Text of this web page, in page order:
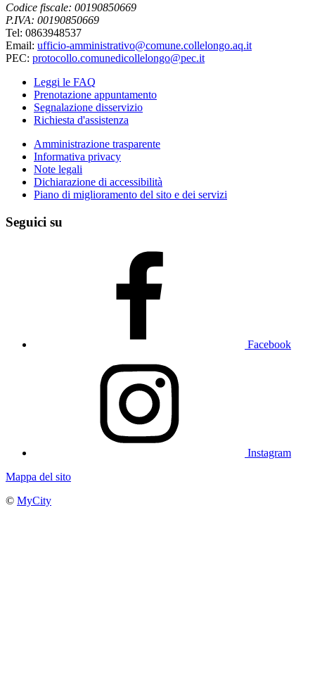
Codice fiscale: 00190850669
P.IVA: 00190850669
Tel: 0863948537
Email: ufficio-amministrativo@comune.collelongo.aq.it
PEC: protocollo.comunedicollelongo@pec.it
Leggi le FAQ
Prenotazione appuntamento
Segnalazione disservizio
Richiesta d'assistenza
Amministrazione trasparente
Informativa privacy
Note legali
Dichiarazione di accessibilità
Piano di miglioramento del sito e dei servizi
Seguici su
Facebook
Instagram
Mappa del sito
© MyCity